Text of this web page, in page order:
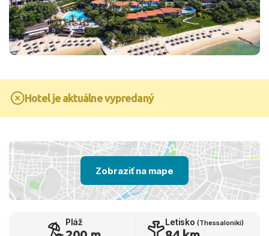
Hotel je aktuálne vypredaný
Zobraziť na mape
Pláž Letisko (Thessaloniki)